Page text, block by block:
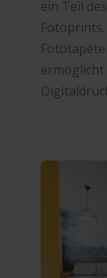
ein Teil
ermöglicht